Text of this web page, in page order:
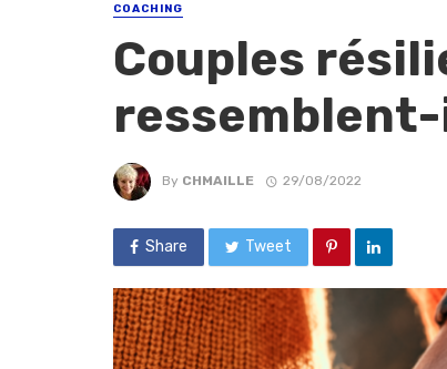
COACHING
Couples
By CHMAILLE 29/08/2022
Share Tweet